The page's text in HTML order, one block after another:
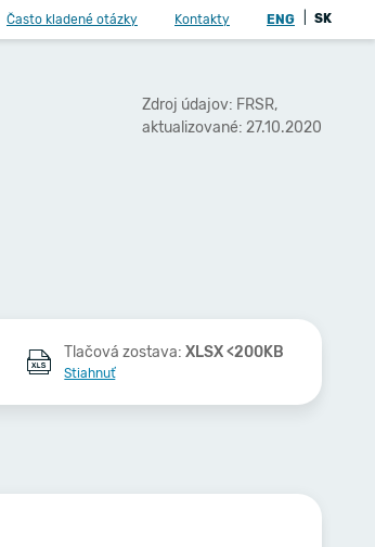
Často kladené otázky Kontakty ENG SK
Zdroj údajov: FRSR,
aktualizované: 27.10.2020
Tlačová zostava:XLSX <200KB
Stiahnuť